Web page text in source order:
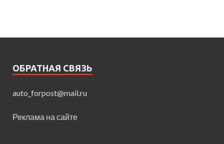
ОБРАТНАЯ СВЯЗЬ
auto_forpost@mail.ru
Реклама на сайте